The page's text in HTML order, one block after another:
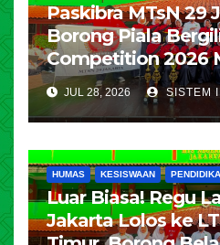
Paskibra MTsN 29
Borong Piala
Competition 2026
JUL 28, 2026 SISTEM
HUMAS KESISWAAN
Luar Biasa! Regu
Jakarta Lolos ke